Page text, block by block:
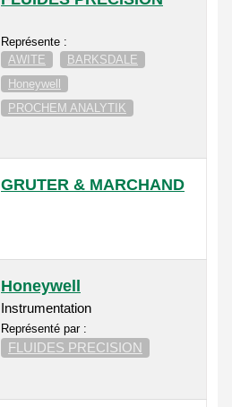
Représente :
AWITE
BARKSDALE
Honeywell
PROCHEM ANALYTIK
GRUTER & MARCHAND
Honeywell
Instrumentation
Représenté par :
FLUIDES PRECISION